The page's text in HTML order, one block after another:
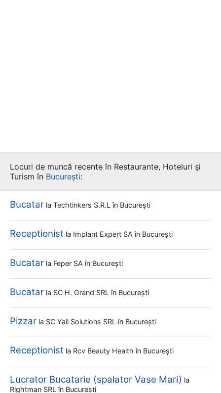
Locuri de muncă recente în Restaurante, Hoteluri şi
Turism în București:
Bucatar la Techtinkers S.r.l în București
Receptionist la Implant Expert SA în București
Bucatar la Feper SA în București
Bucatar la SC H. Grand SRL în București
Pizzar la SC Yail Solutions SRL în București
Receptionist la Rcv Beauty Health în București
Lucrator Bucatarie (spalator Vase Mari) la
Rightman SRL în București